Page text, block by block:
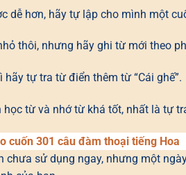
dễ hơn, hãy tự lập cho mình một
thôi, nhưng hãy ghi từ mới theo
hãy tự tra từ điển thêm từ “Cái ghế”.
từ và nhớ từ khá tốt, nhất là tự
cuốn 301 câu đàm thoại tiếng Hoa
chưa sử dụng ngay, nhưng một